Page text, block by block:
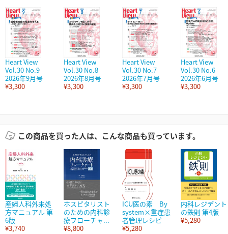
Heart View
Vol.30 No.9
2026年9月号
¥3,300
Heart View
Vol.30 No.8
2026年8月号
¥3,300
Heart View
Vol.30 No.7
2026年7月号
¥3,300
Heart View
Vol.30 No.6
2026年6月号
¥3,300
この商品を買った人は、こんな商品も買っています。
産婦人科外来処
方マニュアル 第
6版
¥3,740
ホスピタリスト
のための内科診
療フローチャ...
¥8,800
ICU医の素 By
system×重症患
者管理レシピ
¥5,280
内科レジデント
の鉄則 第4版
¥5,280